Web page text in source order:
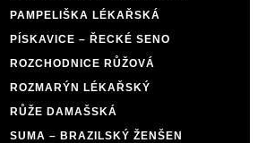
PAMPELIŠKA LÉKAŘSKÁ
PÍSKAVICE – ŘECKÉ SENO
ROZCHODNICE RŮŽOVÁ
ROZMARÝN LÉKAŘSKÝ
RŮŽE DAMAŠSKÁ
SUMA – BRAZILSKÝ ŽENŠEN